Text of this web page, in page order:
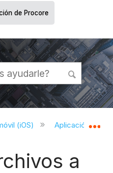
de Procore
jerarquía global
(iOS) Aplicación
a